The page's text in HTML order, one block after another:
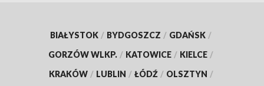
BIAŁYSTOK / BYDGOSZCZ / GDAŃSK /
GORZÓW WLKP. / KATOWICE / KIELCE /
KRAKÓW / LUBLIN / ŁÓDŹ / OLSZTYN /